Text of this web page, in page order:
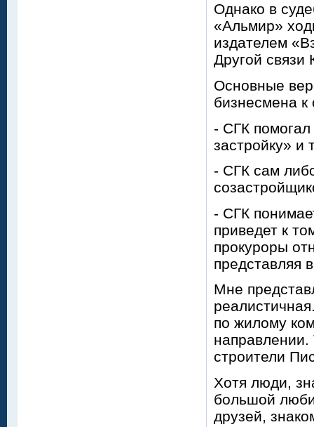
Однако в
«Альмир»
издателем
Другой связи
Основные
бизнесмена
- СГК
застройку» и
- СГК сам
- СГК
приведет к
прокуроры
представляя
Мне
по жилому
направлении.
строители
Хотя люди,
большой
друзей,